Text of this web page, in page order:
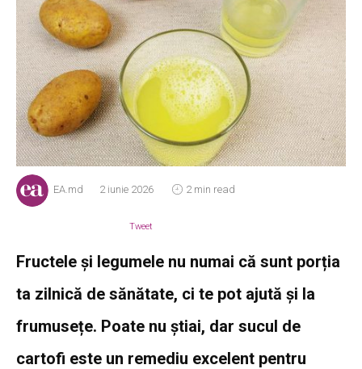
EA.md 2 iunie 2026 2 min read
Tweet
Fructele și legumele nu numai că sunt porția
ta zilnică de sănătate, ci te pot ajută și la
frumusețe. Poate nu știai, dar sucul de
cartofi este un remediu excelent pentru